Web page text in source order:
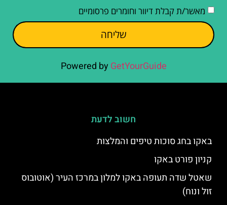
מאשר/ת קבלת דיוור וחומרים פרסומיים
שליחה
Powered by GetYourGuide
חשוב לדעת
באקו בחג סוכות טיפים והמלצות
קניון פורט באקו
שאטל שדה תעופה באקו למלון במרכז העיר (אוטובוס
זול ונוח)